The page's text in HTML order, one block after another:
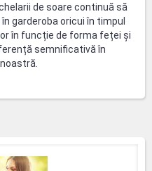
de soare continuă să
garderoba oricui în timpul
în funcție de forma feței și
semnificativă în